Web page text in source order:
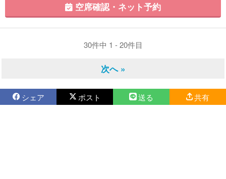
空席確認・ネット予約
30件中 1 - 20件目
次へ »
シェア ポスト 送る 共有